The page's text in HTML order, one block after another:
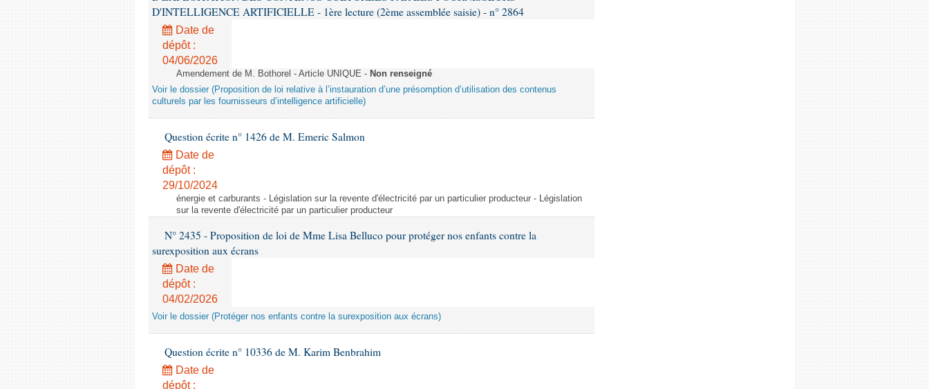
D'INTELLIGENCE ARTIFICIELLE - 1ère lecture (2ème assemblée saisie) - n° 2864
Date de
dépôt :
04/06/2026
Amendement de M. Bothorel - Article UNIQUE - Non renseigné
Voir le dossier (Proposition de loi relative à l’instauration d’une présomption d’utilisation des contenus
culturels par les fournisseurs d’intelligence artificielle)
Question écrite n° 1426 de M. Emeric Salmon
Date de
dépôt :
29/10/2024
énergie et carburants - Législation sur la revente d'électricité par un particulier producteur - Législation
sur la revente d'électricité par un particulier producteur
N° 2435 - Proposition de loi de Mme Lisa Belluco pour protéger nos enfants contre la
surexposition aux écrans
Date de
dépôt :
04/02/2026
Voir le dossier (Protéger nos enfants contre la surexposition aux écrans)
Question écrite n° 10336 de M. Karim Benbrahim
Date de
dépôt :